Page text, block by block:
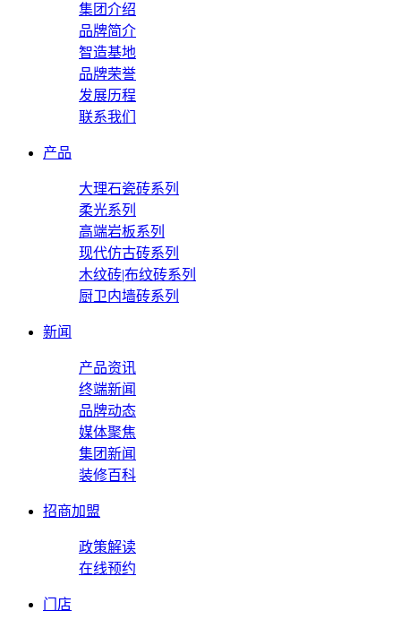
集团介绍
品牌简介
智造基地
品牌荣誉
发展历程
联系我们
产品
大理石瓷砖系列
柔光系列
高端岩板系列
现代仿古砖系列
木纹砖|布纹砖系列
厨卫内墙砖系列
新闻
产品资讯
终端新闻
品牌动态
媒体聚焦
集团新闻
装修百科
招商加盟
政策解读
在线预约
门店